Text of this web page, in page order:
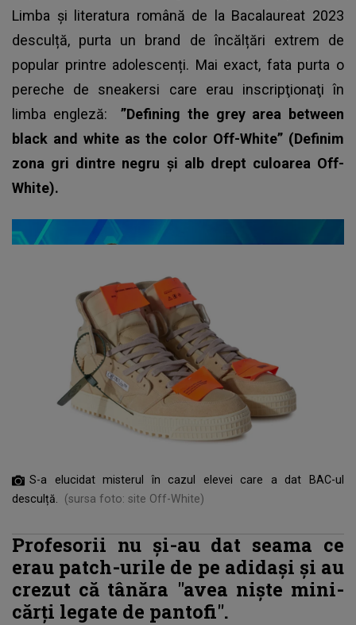
Limba și literatura română de la Bacalaureat 2023
desculță, purta un brand de încălțări extrem de
popular printre adolescenți. Mai exact, fata purta o
pereche de sneakersi care erau inscripţionaţi în
limba engleză:”Defining the grey area between
black and white as the color Off-White” (Definim
zona gri dintre negru și alb drept culoarea Off-
White).
S-a elucidat misterul în cazul elevei care a dat BAC-ul
desculță.
(sursa foto: site Off-White)
Profesorii nu şi-au dat seama ce
erau patch-urile de pe adidaşi şi au
crezut că tânăra "avea niște mini-
cărți legate de pantofi".